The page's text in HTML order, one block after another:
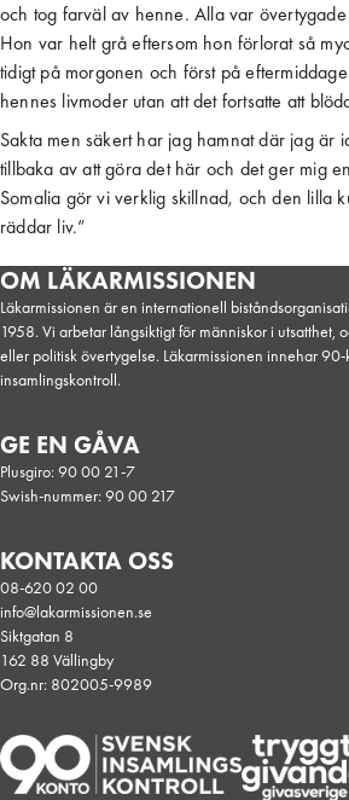
och tog farväl av henne. Alla var
Hon var helt grå eftersom hon förlorat så
tidigt på morgonen och först på
hennes livmoder utan att det fortsatte att
Sakta men säkert har jag hamnat där jag är
tillbaka av att göra det här och det ger mig
Somalia gör vi verklig skillnad, och den lilla
räddar liv.”
OM LÄKARMISSIONEN
Läkarmissionen är en internationell
1958. Vi arbetar långsiktigt för människor i utsatthet,
eller politisk övertygelse. Läkarmissionen innehar
insamlingskontroll.
GE EN GÅVA
Plusgiro: 90 00 21-7
Swish-nummer: 90 00 217
KONTAKTA OSS
08-620 02 00
info@lakarmissionen.se
Siktgatan 8
162 88 Vällingby
Org.nr: 802005-9989